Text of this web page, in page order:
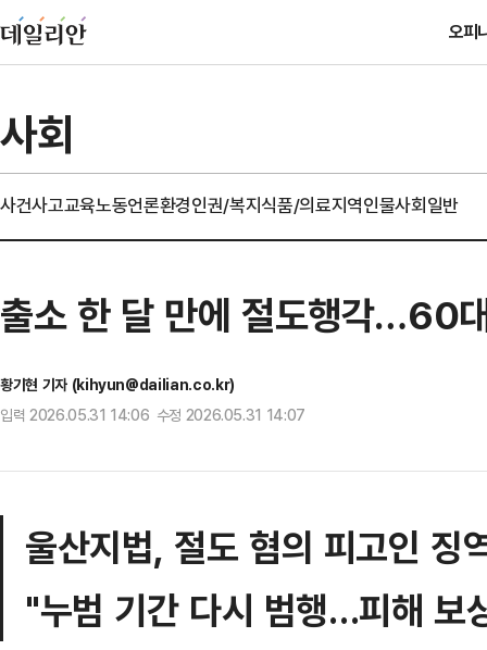
오피
사회
사건사고교육노동언론환경인권/복지식품/의료지역인물사회일반
출소 한 달 만에 절도행각…60
황기현 기자 (kihyun@dailian.co.kr)
입력 2026.05.31 14:06 수정 2026.05.31 14:07
울산지법, 절도 혐의 피고인 징
"누범 기간 다시 범행…피해 보